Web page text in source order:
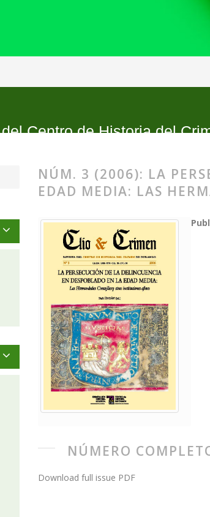
Centro de Historia del
La persecución de la delincuencia en
NÚM. 3 (2006): LA
EDAD MEDIA: LAS
NÚMERO
Download full issue PDF